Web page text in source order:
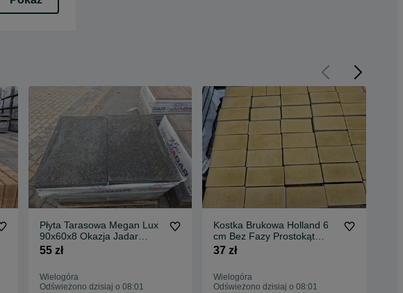
Płyta Tarasowa Megan Lux
90x60x8 Okazja Jadar
Jesienna Wyprzedaż !
55 zł
Wielogóra
Odświeżono dzisiaj o 08:01
Kostka Brukowa Holland 6
cm Bez Fazy Prostokąt
Podjazd Galabeton
37 zł
Wielogóra
Odświeżono dzisiaj o 08:01